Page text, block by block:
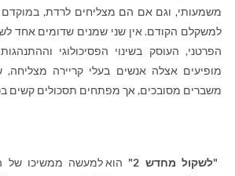
משמעותי, וגם אם הם מצליחים לרדת, במוקדם
למשקלם הקודם. אין שני שמנים שדומים אחד לשני
הפרטני, העוסק בשינוי הפסיכולוגי
מופיעים אצלה אנשים בעלי קריירה
משברים מסובכים, אך מפתחים תסכולים קשים
"לשקול מחדש 2" הוא למעשה ממשיכו של